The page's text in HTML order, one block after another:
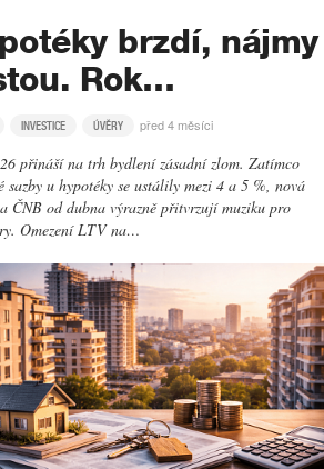
brzdí, nájmy
Rok…
INVESTICE ÚVĚRY před 4 měsíci
přináší na trh bydlení zásadní zlom. Zatímco
sazby u hypotéky se ustálily mezi 4 a 5 %, nová
ČNB od dubna výrazně přitvrzují muziku pro
Omezení LTV na…